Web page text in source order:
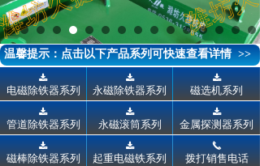
끂
电磁除铁器系列
끂
永磁除铁器系列
끂
磁选机系列
温馨提示：点击以下产品系列可快速查看详情 >>
끂
管道除铁器系列
끂
永磁滚筒系列
끂
金属探测器系列
끂
磁棒除铁器系列
끂
起重电磁铁系列
끅
拨打销售电话
新闻资讯
联系我们